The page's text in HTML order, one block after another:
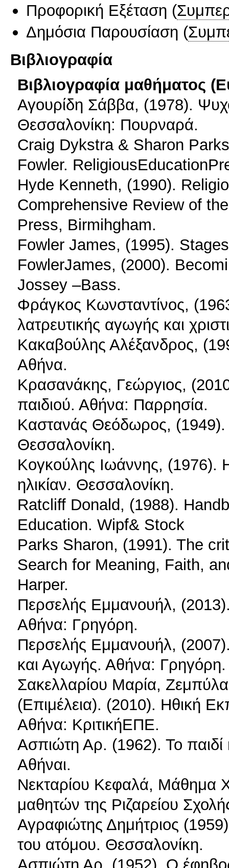
Προφορική Εξέταση (
Δημόσια Παρουσίαση (
Βιβλιογραφία
Βιβλιογραφία μαθήματος
Αγουρίδη Σάββα, (1978).
Θεσσαλονίκη: Πουρναρά.
Craig Dykstra & Sharon
Fowler.
Hyde Kenneth, (1990).
Comprehensive Review of
Press, Birmihgham.
Fowler James, (1995).
FowlerJames, (2000).
Jossey –Bass.
Φράγκος Κωνσταντίνος,
λατρευτικής αγωγής και
Κακαβούλης Αλέξανδρος,
Αθήνα.
Κρασανάκης, Γεώργιος,
παιδιού. Αθήνα: Παρρησία.
Καστανάς Θεόδωρος,
Θεσσαλονίκη.
Κογκούλης Ιωάννης, (1976).
ηλικίαν. Θεσσαλονίκη.
Ratcliff Donald, (1988).
Education. Wipf& Stock
Parks Sharon, (1991). The
Search for Meaning, Faith,
Harper.
Περσελής Εμμανουήλ, (2013).
Αθήνα: Γρηγόρη.
Περσελής Εμμανουήλ,
και Αγωγής. Αθήνα: Γρηγόρη.
Σακελλαρίου Μαρία,
(Επιμέλεια). (2010). Ηθική
Αθήνα: ΚριτικήΕΠΕ.
Ασπιώτη Αρ. (1962). Το παιδί
Αθήναι.
Νεκταρίου Κεφαλά, Μάθημα
μαθητών της Ριζαρείου
Αγραφιώτης Δημήτριος
του ατόμου. Θεσσαλονίκη.